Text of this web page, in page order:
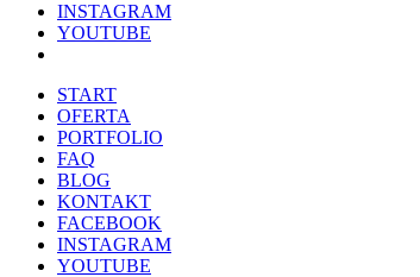
INSTAGRAM
YOUTUBE
START
OFERTA
PORTFOLIO
FAQ
BLOG
KONTAKT
FACEBOOK
INSTAGRAM
YOUTUBE